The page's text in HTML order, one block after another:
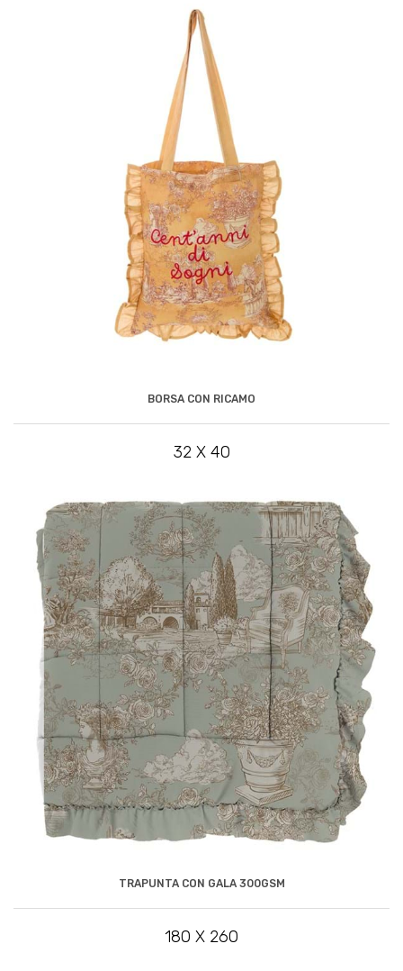
BORSA CON RICAMO
32 X 40
TRAPUNTA CON GALA 300GSM
180 X 260